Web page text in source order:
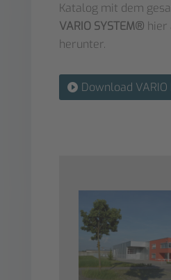
Katalog mit dem
VARIO SYSTEM® hier
herunter.
Download